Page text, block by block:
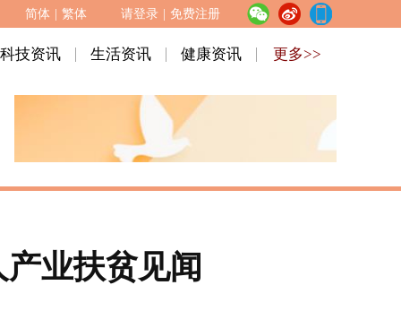
简体 繁体 请登录 免费注册
科技资讯 生活资讯 健康资讯 更多>>
业扶贫见闻